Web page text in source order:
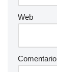
Web
Comentario